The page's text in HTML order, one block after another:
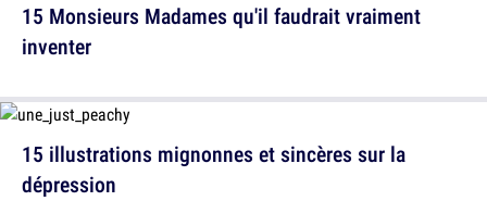
15 illustrations mignonnes et sincères sur la
dépression
15 Monsieurs Madames qu'il faudrait vraiment
inventer